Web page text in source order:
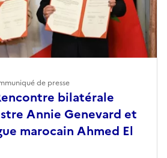
bilatérale
Annie Genevard et
marocain Ahmed El
de presse